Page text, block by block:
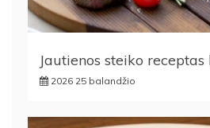
Jautienos steiko
2026 25 balandžio